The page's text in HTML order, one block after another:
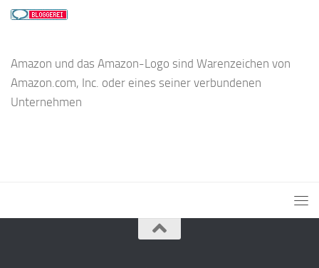
Amazon und das Amazon-Logo sind Warenzeichen von
Amazon.com, Inc. oder eines seiner verbundenen
Unternehmen